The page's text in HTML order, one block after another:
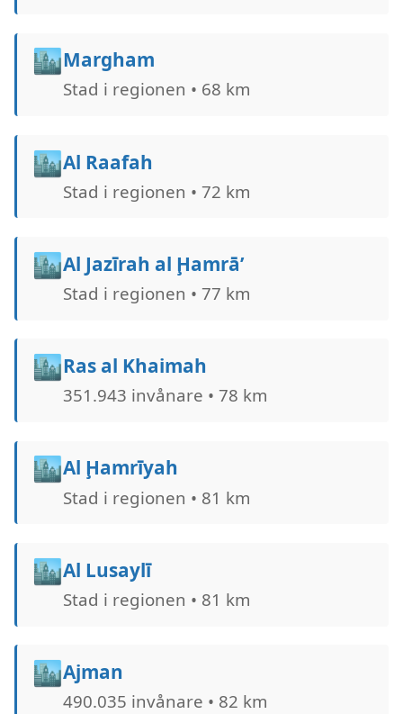
🏙️Margham
Stad i regionen • 68 km
🏙️Al Raafah
Stad i regionen • 72 km
🏙️Al Jazīrah al Ḩamrā’
Stad i regionen • 77 km
🏙️Ras al Khaimah
351.943 invånare • 78 km
🏙️Al Ḩamrīyah
Stad i regionen • 81 km
🏙️Al Lusaylī
Stad i regionen • 81 km
🏙️Ajman
490.035 invånare • 82 km